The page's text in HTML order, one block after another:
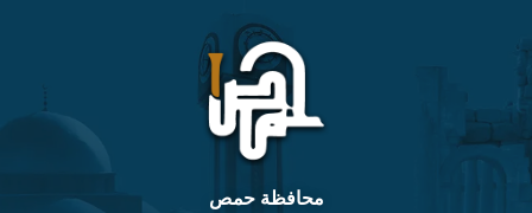
content
main
navigation
footer
محافظة حمص